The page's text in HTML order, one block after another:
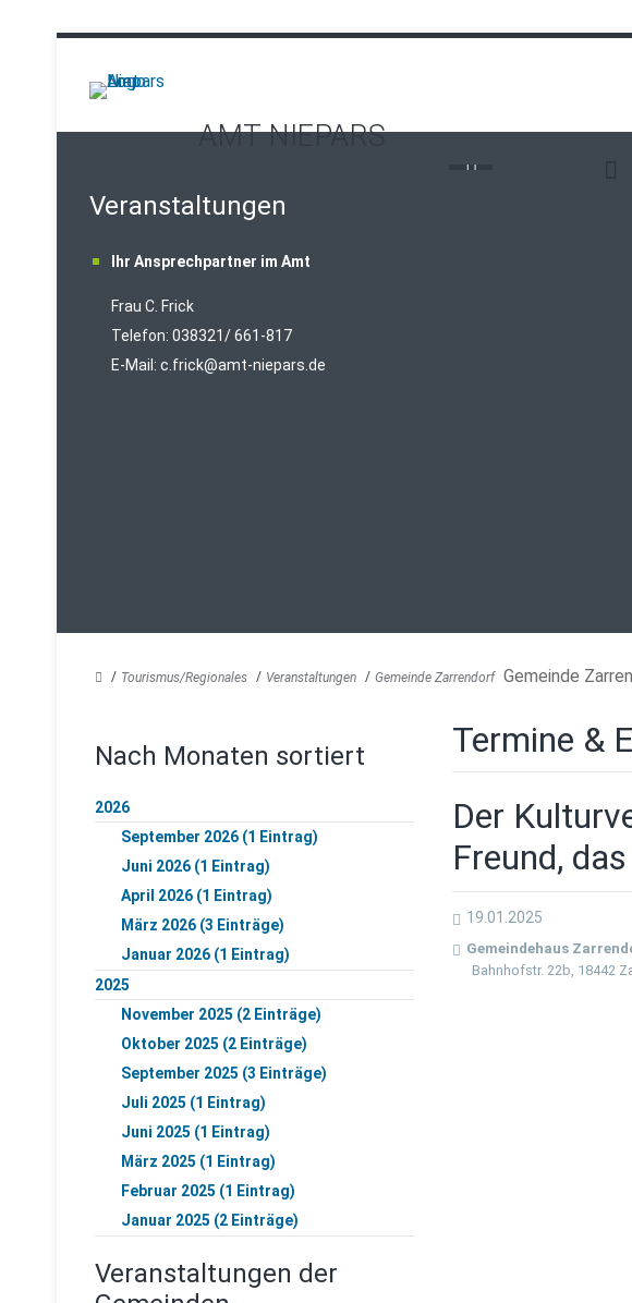
AMT NIEPARS
Veranstaltungen
Ihr Ansprechpartner im Amt
Frau C. Frick
Telefon: 038321/ 661-817
E-Mail: c.frick@amt-niepars.de
Tourismus/Regionales Veranstaltungen Gemeinde Zarrendorf Gemeinde
Termine &
Der
Freund,
19.01.2025
Gemeindehaus
Bahnhofstr. 22b, 18442
Nach Monaten sortiert
2026
September 2026 (1 Eintrag)
Juni 2026 (1 Eintrag)
April 2026 (1 Eintrag)
März 2026 (3 Einträge)
Januar 2026 (1 Eintrag)
2025
November 2025 (2 Einträge)
Oktober 2025 (2 Einträge)
September 2025 (3 Einträge)
Juli 2025 (1 Eintrag)
Juni 2025 (1 Eintrag)
März 2025 (1 Eintrag)
Februar 2025 (1 Eintrag)
Januar 2025 (2 Einträge)
Veranstaltungen der